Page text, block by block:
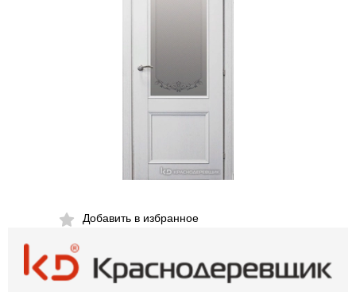
Добавить в избранное